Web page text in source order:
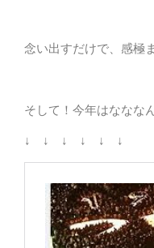
念い出すだけで、感極
そして！今年はななな
↓ ↓ ↓ ↓ ↓ ↓